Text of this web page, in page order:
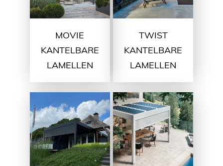
MOVIE
KANTELBARE
LAMELLEN
TWIST
KANTELBARE
LAMELLEN